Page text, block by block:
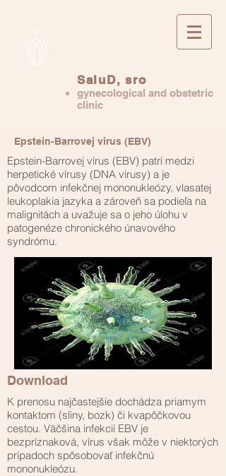
SaluD, sro
gynecological and obstetric
clinic
Epstein-Barrovej virus (EBV)
Epstein-Barrovej vírus (EBV) patrí medzi
herpetické vírusy (DNA vírusy) a je
pôvodcom infekčnej mononukleózy, vlasatej
leukoplakia jazyka a zároveň sa podieľa na
malignitách a uvažuje sa o jeho úlohu v
patogenéze chronického únavového
syndrómu.
Download
K prenosu najčastejšie dochádza priamym
kontaktom (sliny, bozk) či kvapôčkovou
cestou. Väčšina infekcií EBV je
bezpríznaková, vírus však môže v niektorých
prípadoch spôsobovať infekčnú
mononukleózu.